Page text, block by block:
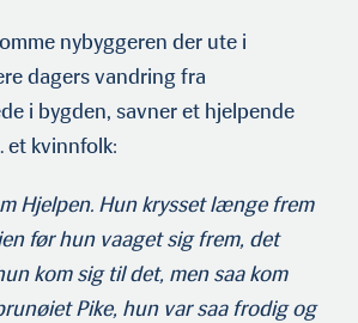
nybyggeren der ute i
dagers vandring fra
i bygden, savner et hjelpende
et kvinnfolk:
Hjelpen. Hun krysset længe frem
før hun vaaget sig frem, det
kom sig til det, men saa kom
Pike, hun var saa frodig og